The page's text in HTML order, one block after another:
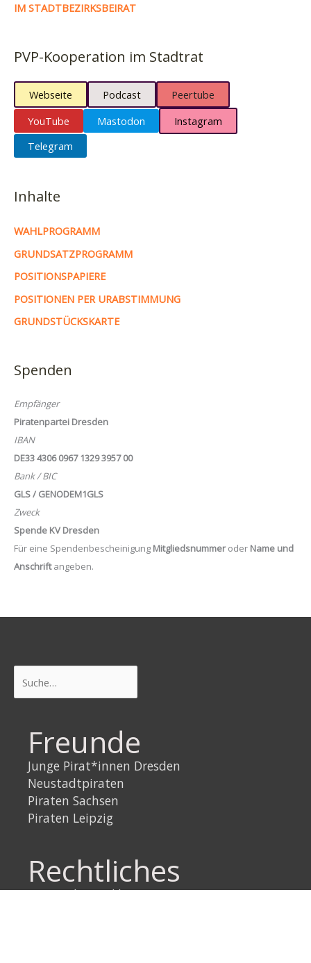
IM STADTBEZIRKSBEIRAT
PVP-Kooperation im Stadtrat
Webseite Podcast
Peertube
YouTube
Mastodon
Instagram
Telegram
Inhalte
WAHLPROGRAMM
GRUNDSATZPROGRAMM
POSITIONSPAPIERE
POSITIONEN PER URABSTIMMUNG
GRUNDSTÜCKSKARTE
Spenden
Empfänger
Piratenpartei Dresden
IBAN
DE33 4306 0967 1329 3957 00
Bank / BIC
GLS / GENODEM1GLS
Zweck
Spende KV Dresden
Für eine Spendenbescheinigung Mitgliedsnummeroder Name und
Anschriftangeben.
Freunde
Junge Pirat*innen Dresden
Neustadtpiraten
Piraten Sachsen
Piraten Leipzig
Rechtliches
Datenschutzerklärung